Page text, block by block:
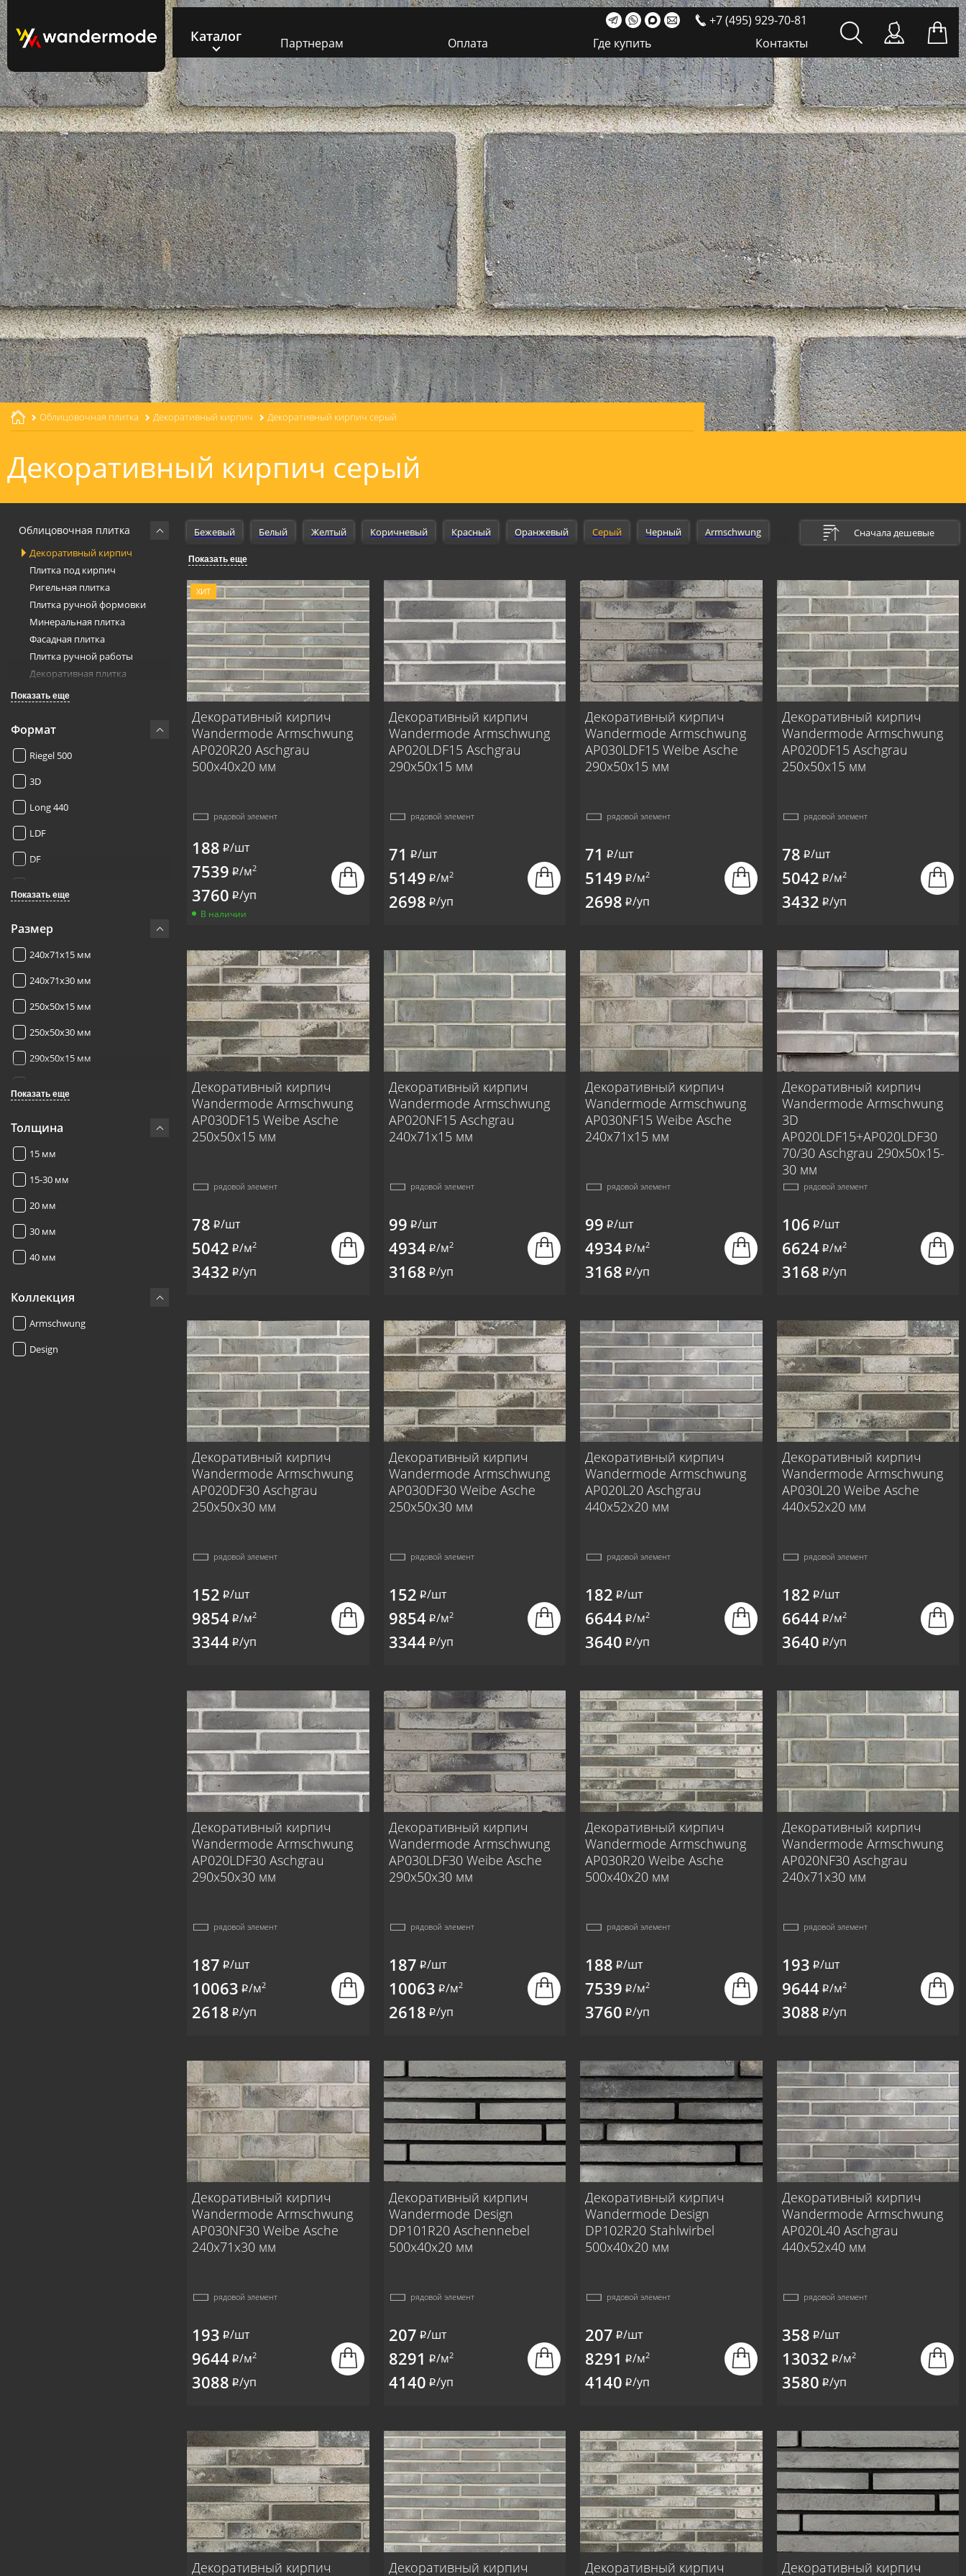
Каталог
+7 (495) 929-70-81
Партнерам
Оплата Где купить Контакты
Облицовочная плитка Декоративный кирпич Декоративный кирпич серый
Декоративный кирпич серый
Облицовочная плитка
Декоративный кирпич
Плитка под кирпич
Ригельная плитка
Плитка ручной формовки
Минеральная плитка
Фасадная плитка
Плитка ручной работы
Декоративная плитка
Показать еще
Формат
Riegel 500
3D
Long 440
LDF
DF
Показать еще
Размер
240x71x15 мм
240x71x30 мм
250x50x15 мм
250x50x30 мм
290x50x15 мм
440x52x20 мм
440x52x40 мм
500x40x20 мм
500x40x40 мм
Показать еще
Толщина
15 мм
15-30 мм
20 мм
30 мм
40 мм
Коллекция
Armschwung
Design
Бежевый Белый Желтый Коричневый Красный Оранжевый Серый Черный Armschwung
Design Gestalt
Для печи В квартиру На стену На дверь
Показать еще
Сначала дешевые
ХИТ
Декоративный кирпич
Wandermode Armschwung
AP020R20 Aschgrau
500x40x20 мм
рядовой элемент
188 i/шт
7539 i/м2
3760 i/уп
В наличии
Декоративный кирпич
Wandermode Armschwung
AP020LDF15 Aschgrau
290x50x15 мм
рядовой элемент
71 i/шт
5149 i/м2
2698 i/уп
Декоративный кирпич
Wandermode Armschwung
AP030LDF15 Weibe Asche
290x50x15 мм
рядовой элемент
71 i/шт
5149 i/м2
2698 i/уп
Декоративный кирпич
Wandermode Armschwung
AP020DF15 Aschgrau
250x50x15 мм
рядовой элемент
78 i/шт
5042 i/м2
3432 i/уп
Декоративный кирпич
Wandermode Armschwung
AP030DF15 Weibe Asche
250x50x15 мм
рядовой элемент
78 i/шт
5042 i/м2
3432 i/уп
Декоративный кирпич
Wandermode Armschwung
AP020NF15 Aschgrau
240x71x15 мм
рядовой элемент
99 i/шт
4934 i/м2
3168 i/уп
Декоративный кирпич
Wandermode Armschwung
AP030NF15 Weibe Asche
240x71x15 мм
рядовой элемент
99 i/шт
4934 i/м2
3168 i/уп
Декоративный кирпич
Wandermode Armschwung
3D
AP020LDF15+AP020LDF30
70/30 Aschgrau 290x50x15-
30 мм
рядовой элемент
106 i/шт
6624 i/м2
3168 i/уп
Декоративный кирпич
Wandermode Armschwung
AP020DF30 Aschgrau
250x50x30 мм
рядовой элемент
152 i/шт
9854 i/м2
3344 i/уп
Декоративный кирпич
Wandermode Armschwung
AP030DF30 Weibe Asche
250x50x30 мм
рядовой элемент
152 i/шт
9854 i/м2
3344 i/уп
Декоративный кирпич
Wandermode Armschwung
AP020L20 Aschgrau
440x52x20 мм
рядовой элемент
182 i/шт
6644 i/м2
3640 i/уп
Декоративный кирпич
Wandermode Armschwung
AP030L20 Weibe Asche
440x52x20 мм
рядовой элемент
182 i/шт
6644 i/м2
3640 i/уп
Декоративный кирпич
Wandermode Armschwung
AP020LDF30 Aschgrau
290x50x30 мм
рядовой элемент
187 i/шт
10063 i/м2
2618 i/уп
Декоративный кирпич
Wandermode Armschwung
AP030LDF30 Weibe Asche
290x50x30 мм
рядовой элемент
187 i/шт
10063 i/м2
2618 i/уп
Декоративный кирпич
Wandermode Armschwung
AP030R20 Weibe Asche
500x40x20 мм
рядовой элемент
188 i/шт
7539 i/м2
3760 i/уп
Декоративный кирпич
Wandermode Armschwung
AP020NF30 Aschgrau
240x71x30 мм
рядовой элемент
193 i/шт
9644 i/м2
3088 i/уп
Декоративный кирпич
Wandermode Armschwung
AP030NF30 Weibe Asche
240x71x30 мм
рядовой элемент
193 i/шт
9644 i/м2
3088 i/уп
Декоративный кирпич
Wandermode Design
DP101R20 Aschennebel
500x40x20 мм
рядовой элемент
207 i/шт
8291 i/м2
4140 i/уп
Декоративный кирпич
Wandermode Design
DP102R20 Stahlwirbel
500x40x20 мм
рядовой элемент
207 i/шт
8291 i/м2
4140 i/уп
Декоративный кирпич
Wandermode Armschwung
AP020L40 Aschgrau
440x52x40 мм
рядовой элемент
358 i/шт
13032 i/м2
3580 i/уп
Декоративный кирпич
Декоративный кирпич
Декоративный кирпич
Декоративный кирпич